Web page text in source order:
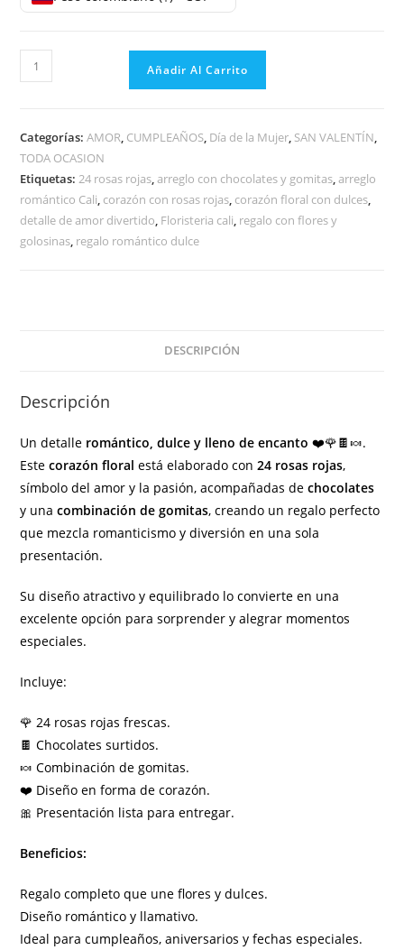
Añadir Al Carrito
Categorías:AMOR, CUMPLEAÑOS, Día de la Mujer, SAN VALENTÍN,
TODA OCASION
Etiquetas:24 rosas rojas,arreglo con chocolates y gomitas,arreglo
romántico Cali, corazón con rosas rojas, corazón floral con dulces,
detalle de amor divertido, Floristeria cali, regalo con flores y
golosinas, regalo romántico dulce
DESCRIPCIÓN
Descripción
Un detalle romántico, dulce y lleno de encanto ❤️🌹🍫🍬.
Estecorazón floral está elaborado con24 rosas rojas,
símbolo del amor y la pasión, acompañadas dechocolates
y unacombinación de gomitas, creando un regalo perfecto
que mezcla romanticismo y diversión en una sola
presentación.
Su diseño atractivo y equilibrado lo convierte en una
excelente opción para sorprender y alegrar momentos
especiales.
Incluye:
🌹 24 rosas rojas frescas.
🍫 Chocolates surtidos.
🍬 Combinación de gomitas.
❤️ Diseño en forma de corazón.
🎀 Presentación lista para entregar.
Beneficios:
Regalo completo que une flores y dulces.
Diseño romántico y llamativo.
Ideal para cumpleaños, aniversarios y fechas especiales.